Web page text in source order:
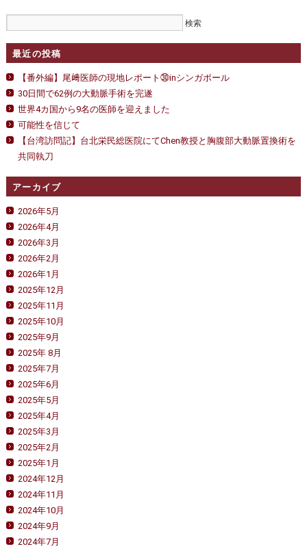
最近の投稿
【番外編】尾﨑医師の現地レポート㉚inシンガポール
30日間で62例の大動脈手術を完遂
世界4カ国から9名の医師を迎えました
可能性を信じて
【台湾訪問記】台北栄民総医院にてChen教授と胸腹部大動脈置換術を
共同執刀
アーカイブ
2026年5月
2026年4月
2026年3月
2026年2月
2026年1月
2025年12月
2025年11月
2025年10月
2025年9月
2025年 8月
2025年7月
2025年6月
2025年5月
2025年4月
2025年3月
2025年2月
2025年1月
2024年12月
2024年11月
2024年10月
2024年9月
2024年7月